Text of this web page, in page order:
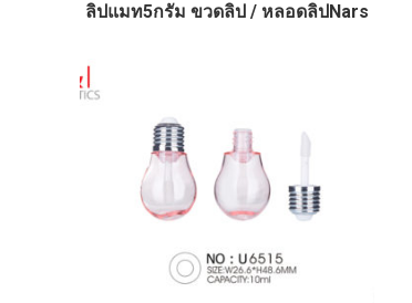
ลิปแมท5กรัม ขวดลิป / หลอดลิปNars